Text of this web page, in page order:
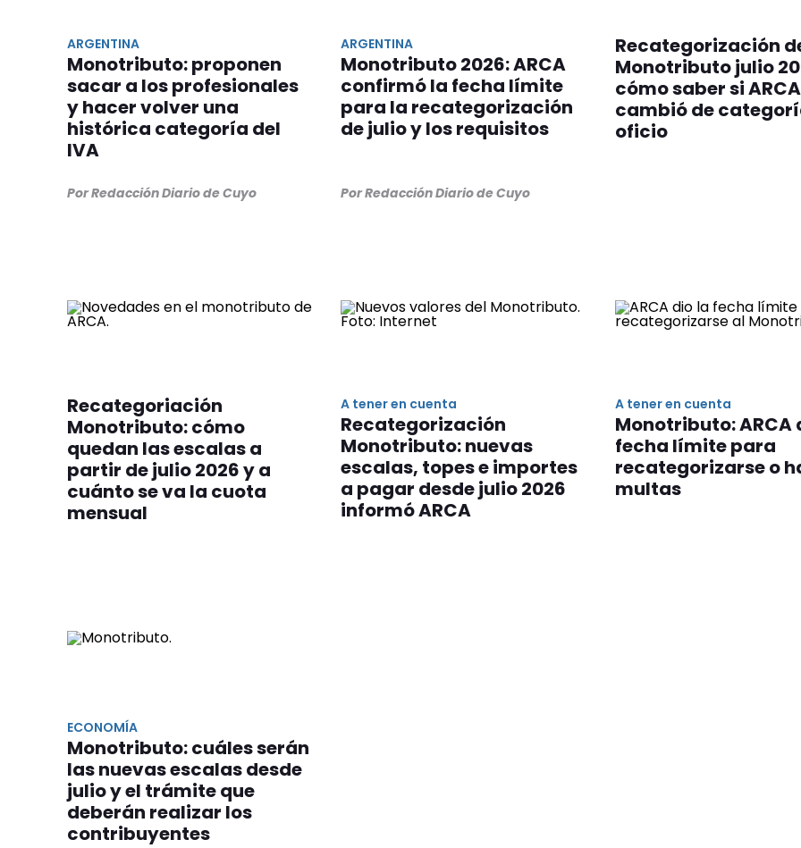
ARGENTINA
Monotributo: proponen
sacar a los profesionales
y hacer volver una
histórica categoría del
IVA
Por Redacción Diario de Cuyo
ARGENTINA
Monotributo 2026: ARCA
confirmó la fecha límite
para la recategorización
de julio y los requisitos
Por Redacción Diario de Cuyo
Recategorización
Monotributo julio
cómo saber si
cambió de
oficio
Recategoriación
Monotributo: cómo
quedan las escalas a
partir de julio 2026 y a
cuánto se va la cuota
mensual
A tener en cuenta
Recategorización
Monotributo: nuevas
escalas, topes e importes
a pagar desde julio 2026
informó ARCA
A tener en cuenta
Monotributo: ARCA
fecha límite para
recategorizarse o
multas
ECONOMÍA
Monotributo: cuáles serán
las nuevas escalas desde
julio y el trámite que
deberán realizar los
contribuyentes